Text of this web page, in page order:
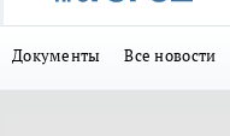
Документы Все новости